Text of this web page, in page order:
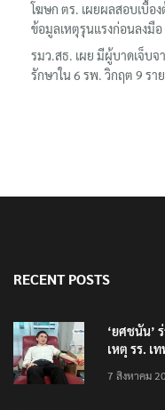
โฆษก ตร. เผยผลสอบเบื้อ
ข้อมูลเหตุรุนแรงก่อนลงมือ
รมว.สธ. เผย มีผู้บาดเจ็บจ
รักษาใน 6 รพ. วิกฤต 9 ราย
RECENT POSTS
‘ยศชนัน’
เหตุ รร. เ
7 สิงหาคม